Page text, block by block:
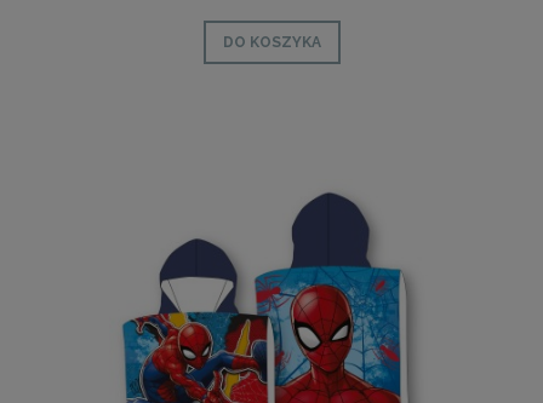
DO KOSZYKA